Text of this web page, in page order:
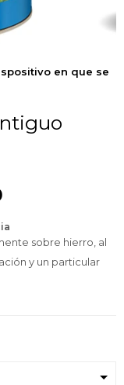
en que se
sobre hierro, al
y un particular